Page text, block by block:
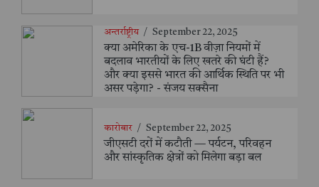
अन्तर्राष्ट्रीय / September 22, 2025
क्या अमेरिका के एच-1B वीज़ा नियमों में
बदलाव भारतीयों के लिए खतरे की घंटी हैं?
और क्या इससे भारत की आर्थिक स्थिति पर भी
असर पड़ेगा? - संजय सक्सैना
कारोबार / September 22, 2025
जीएसटी दरों में कटौती — पर्यटन, परिवहन
और सांस्कृतिक क्षेत्रों को मिलेगा बड़ा बल